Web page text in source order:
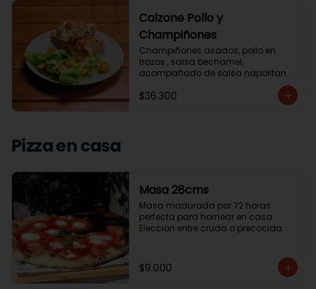
Calzone Pollo y
Champiñones
Champiñones asados, pollo en
trozos , salsa bechamel;
acompañado de salsa napolitana
chip.
$36.300
Pizza en casa
Masa 28cms
Masa madurada por 72 horas
perfecta para hornear en casa.
Eleccion entre cruda o precocida.
$9.000